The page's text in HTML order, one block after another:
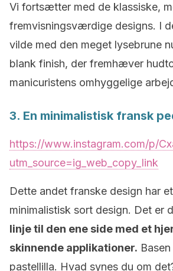
Vi fortsætter med de klassiske,
fremvisningsværdige designs. I
vilde med den meget lysebrune
blank finish, der fremhæver
manicuristens omhyggelige
3. En minimalistisk fransk
https://www.instagram.com/p/
utm_source=ig_web_copy_link
Dette andet franske design har
minimalistisk sort design. Det er
linje til den ene side med et
skinnende applikationer.
pastellilla. Hvad synes du om